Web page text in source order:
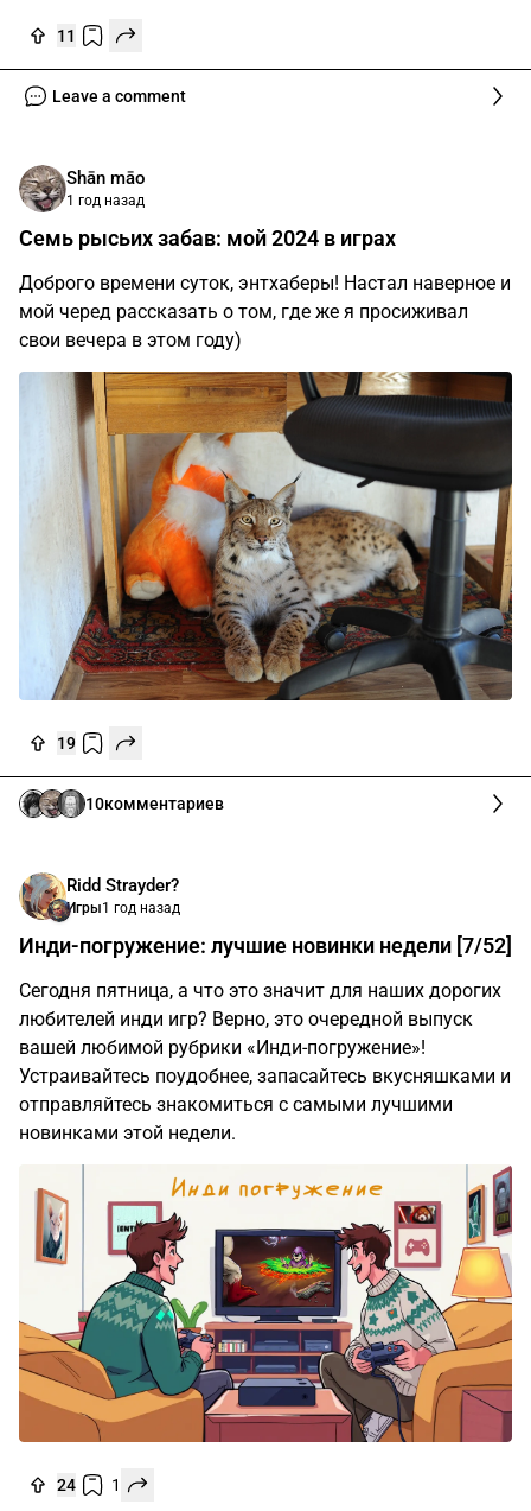
11
Leave a comment
Shān māo
1 год назад
Семь рысьих забав: мой 2024 в играх
Доброго времени суток, энтхаберы! Настал наверное и
мой черед рассказать о том, где же я просиживал
свои вечера в этом году)
19
10комментариев
Ridd Strayder?
Игры1 год назад
Инди-погружение: лучшие новинки недели [7/52]
Сегодня пятница, а что это значит для наших дорогих
любителей инди игр? Верно, это очередной выпуск
вашей любимой рубрики «Инди-погружение»!
Устраивайтесь поудобнее, запасайтесь вкусняшками и
отправляйтесь знакомиться с самыми лучшими
новинками этой недели.
24 1